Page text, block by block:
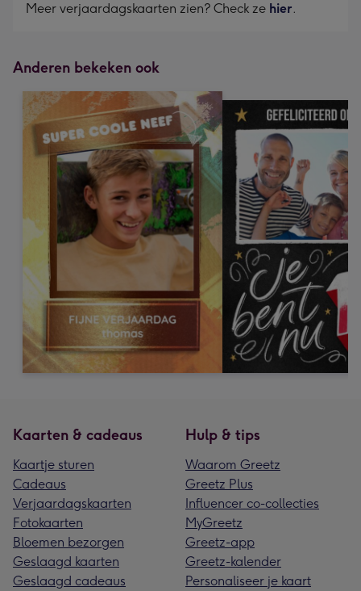
Meer verjaardagskaarten zien? Check ze hier.
Anderen bekeken ook
Kaarten & cadeaus
Kaartje sturen
Cadeaus
Verjaardagskaarten
Fotokaarten
Bloemen bezorgen
Geslaagd kaarten
Geslaagd cadeaus
Hulp & tips
Waarom Greetz
Greetz Plus
Influencer co-collecties
MyGreetz
Greetz-app
Greetz-kalender
Personaliseer je kaart